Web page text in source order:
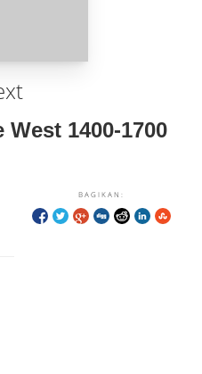
1400-1700
BAGIKAN: